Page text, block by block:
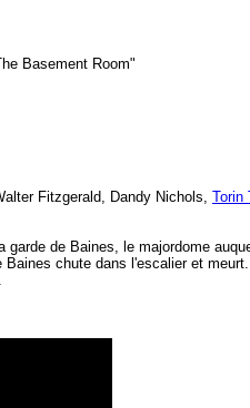
Basement Room"
Fitzgerald, Dandy Nichols, Torin
de Baines, le majordome
chute dans l'escalier et